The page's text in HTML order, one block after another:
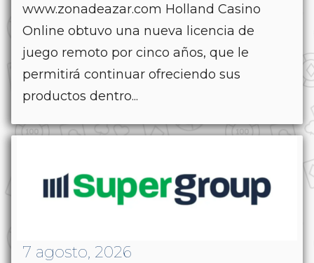
www.zonadeazar.com Holland Casino
Online obtuvo una nueva licencia de
juego remoto por cinco años, que le
permitirá continuar ofreciendo sus
productos dentro...
7 agosto, 2026